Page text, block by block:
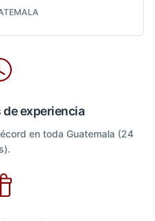
de experiencia
en toda Guatemala (24